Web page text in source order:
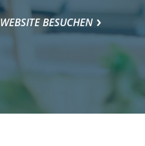
WEBSITE BESUCHEN